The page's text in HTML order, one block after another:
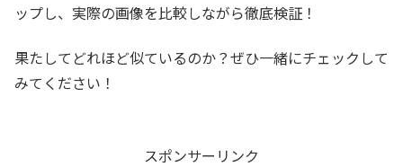
ップし、実際の画像を比較しながら徹底検証！
果たしてどれほど似ているのか？ぜひ一緒にチェックして
みてください！
スポンサーリンク